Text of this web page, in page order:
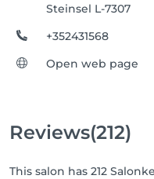
Steinsel L-7307
+352431568
Open web page
Reviews(212)
This salon has 212